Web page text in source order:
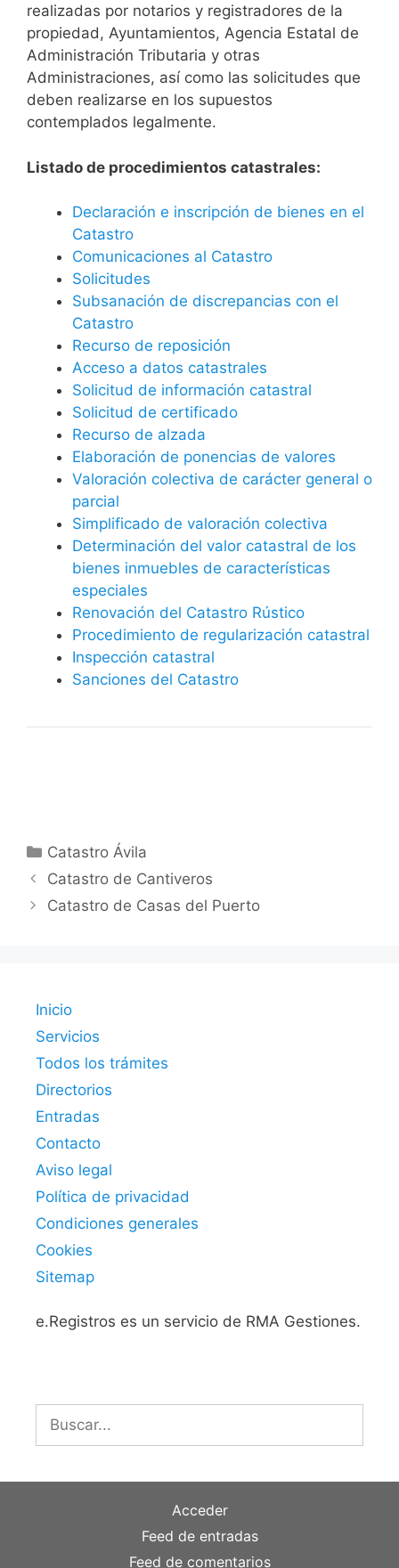
realizadas por notarios y registradores de la
propiedad, Ayuntamientos, Agencia Estatal de
Administración Tributaria y otras
Administraciones, así como las solicitudes que
deben realizarse en los supuestos
contemplados legalmente.
Listado de procedimientos catastrales:
Declaración e inscripción de bienes en el
Catastro
Comunicaciones al Catastro
Solicitudes
Subsanación de discrepancias con el
Catastro
Recurso de reposición
Acceso a datos catastrales
Solicitud de información catastral
Solicitud de certificado
Recurso de alzada
Elaboración de ponencias de valores
Valoración colectiva de carácter general o
parcial
Simplificado de valoración colectiva
Determinación del valor catastral de los
bienes inmuebles de características
especiales
Renovación del Catastro Rústico
Procedimiento de regularización catastral
Inspección catastral
Sanciones del Catastro
Categorías
Catastro Ávila
Catastro de Cantiveros
Catastro de Casas del Puerto
Inicio
Servicios
Todos los trámites
Directorios
Entradas
Contacto
Aviso legal
Política de privacidad
Condiciones generales
Cookies
Sitemap
e.Registros es un servicio de RMA Gestiones.
Acceder
Feed de entradas
Feed de comentarios